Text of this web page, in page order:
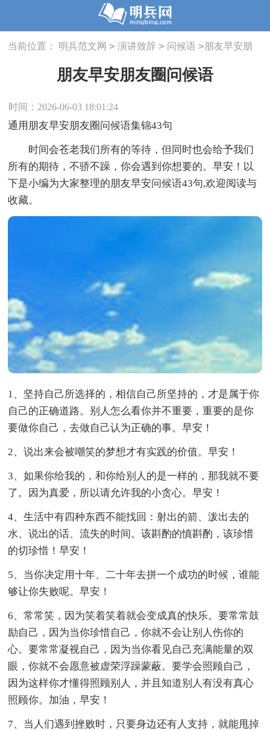
当前位置： 明兵范文网 > 演讲致辞 > 问候语 > 朋友早安朋
朋友早安朋友圈问候语
时间：2026-06-03 18:01:24
通用朋友早安朋友圈问候语集锦43句
时间会苍老我们所有的等待，但同时也会给予我们
所有的期待，不骄不躁，你会遇到你想要的。早安！以
下是小编为大家整理的朋友早安问候语43句,欢迎阅读与
收藏。
1、坚持自己所选择的，相信自己所坚持的，才是属于你
自己的正确道路。别人怎么看你并不重要，重要的是你
要做你自己，去做自己认为正确的事。早安！
2、说出来会被嘲笑的梦想才有实践的价值。早安！
3、如果你给我的，和你给别人的是一样的，那我就不要
了。因为真爱，所以请允许我的小贪心。早安！
4、生活中有四种东西不能找回：射出的箭、泼出去的
水、说出的话、流失的时间。该斟酌的慎斟酌，该珍惜
的切珍惜！早安！
5、当你决定用十年、二十年去拼一个成功的时候，谁能
够让你失败呢。早安！
6、常常笑，因为笑着笑着就会变成真的快乐。要常常鼓
励自己，因为当你珍惜自己，你就不会让别人伤你的
心。要常常凝视自己，因为当你看见自己充满能量的双
眼，你就不会愿意被虚荣浮躁蒙蔽。要学会照顾自己，
因为这样你才懂得照顾别人，并且知道别人有没有真心
照顾你。加油，早安！
7、当人们遇到挫败时，只要身边还有人支持，就能甩掉